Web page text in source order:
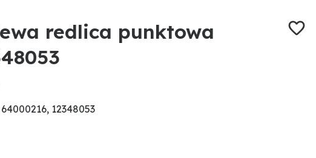
redlica punktowa
12348053